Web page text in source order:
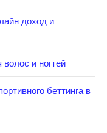
доход и
и ногтей
беттинга в